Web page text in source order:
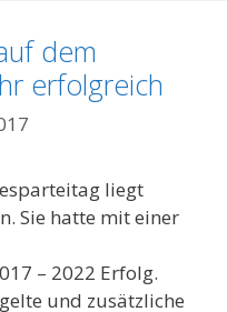
dem
erfolgreich
liegt
Sie hatte mit einer
– 2022 Erfolg.
und zusätzliche